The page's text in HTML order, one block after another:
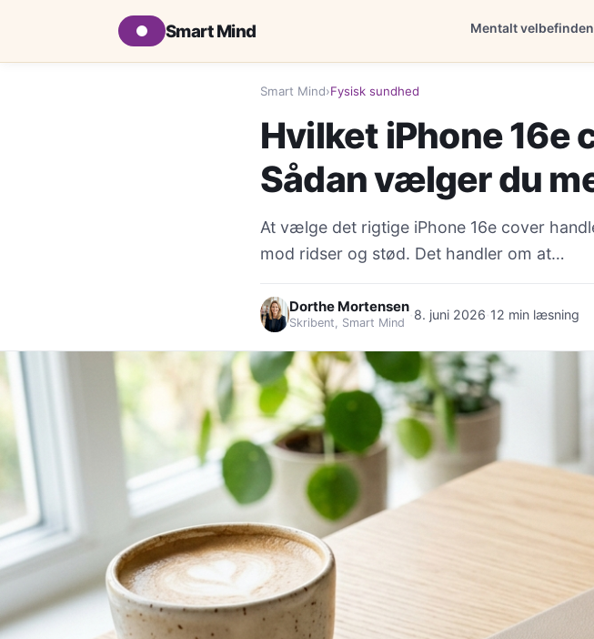
Smart Mind
Smart Mind›Fysisk sundhed
Hvilket iPhone 16e
Sådan vælger du
At vælge det rigtige iPhone 16e cover
mod ridser og stød. Det handler om at…
Dorthe Mortensen
Skribent, Smart Mind
8. juni 2026 12 min læsning